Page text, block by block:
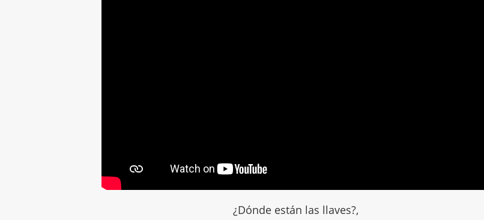
¿Dónde están las llaves?,